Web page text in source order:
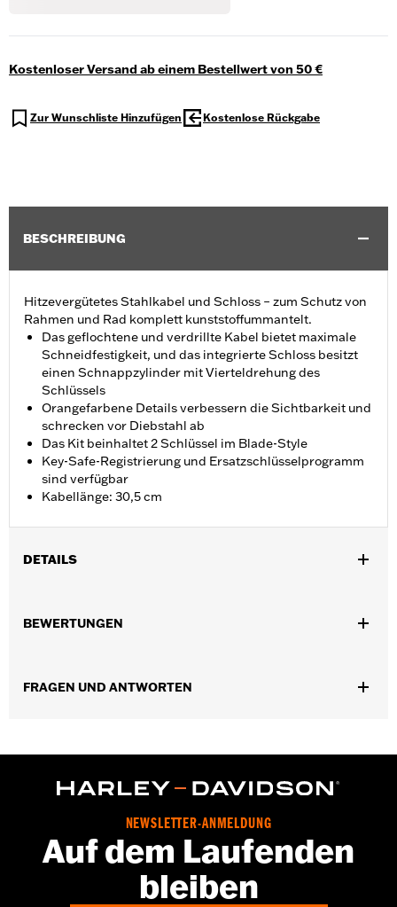
Kostenloser Versand ab einem Bestellwert von 50 €
Zur Wunschliste Hinzufügen Kostenlose Rückgabe
BESCHREIBUNG
Hitzevergütetes Stahlkabel und Schloss – zum Schutz von
Rahmen und Rad komplett kunststoffummantelt.
Das geflochtene und verdrillte Kabel bietet maximale
Schneidfestigkeit, und das integrierte Schloss besitzt
einen Schnappzylinder mit Vierteldrehung des
Schlüssels
Orangefarbene Details verbessern die Sichtbarkeit und
schrecken vor Diebstahl ab
Das Kit beinhaltet 2 Schlüssel im Blade-Style
Key-Safe-Registrierung und Ersatzschlüsselprogramm
sind verfügbar
Kabellänge: 30,5 cm
DETAILS
In Einheiten erhältlich:
In der Box: Kabelschloss mit orangefarbenen Endstücken und 2
kann dies zu schweren oder tödlichen Verletzungen
führen.
Der Schlosshersteller bietet ein „KEY SAFE”-
Informationen sind in der Produktverpackung
BEWERTUNGEN
FRAGEN UND ANTWORTEN
NEWSLETTER-ANMELDUNG
Auf dem Laufenden
bleiben